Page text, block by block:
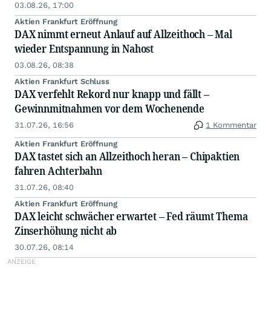
03.08.26, 17:00
Aktien Frankfurt Eröffnung
DAX nimmt erneut Anlauf auf Allzeithoch – Mal
wieder Entspannung in Nahost
03.08.26, 08:38
Aktien Frankfurt Schluss
DAX verfehlt Rekord nur knapp und fällt –
Gewinnmitnahmen vor dem Wochenende
31.07.26, 16:56 1 Kommentar
Aktien Frankfurt Eröffnung
DAX tastet sich an Allzeithoch heran – Chipaktien
fahren Achterbahn
31.07.26, 08:40
Aktien Frankfurt Eröffnung
DAX leicht schwächer erwartet – Fed räumt Thema
Zinserhöhung nicht ab
30.07.26, 08:14